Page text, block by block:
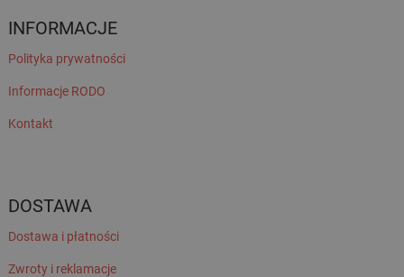
INFORMACJE
Polityka prywatności
Informacje RODO
Kontakt
DOSTAWA
Dostawa i płatności
Zwroty i reklamacje